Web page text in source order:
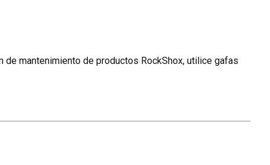
de mantenimiento de productos RockShox, utilice gafas